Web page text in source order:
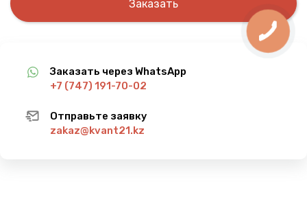
Заказать
Заказать через WhatsApp
+7 (747) 191-70-02
Отправьте заявку
zakaz@kvant21.kz